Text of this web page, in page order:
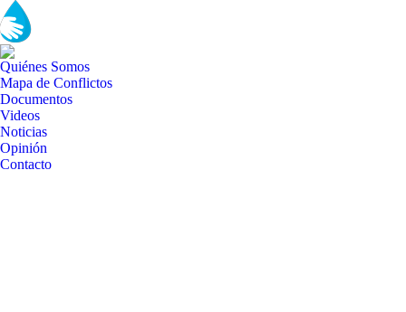
Quiénes Somos
Mapa de Conflictos
Documentos
Videos
Noticias
Opinión
Contacto